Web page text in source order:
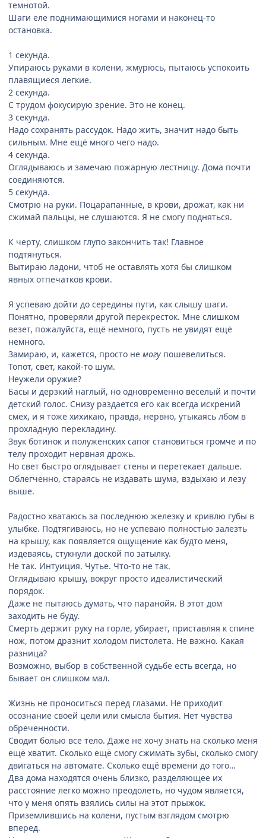
темнотой.
Шаги еле поднимающимися ногами и наконец-то
остановка.
1 секунда.
Упираюсь руками в колени, жмурюсь, пытаюсь успокоить
плавящиеся легкие.
2 секунда.
С трудом фокусирую зрение. Это не конец.
3 секунда.
Надо сохранять рассудок. Надо жить, значит надо быть
сильным. Мне ещё много чего надо.
4 секунда.
Оглядываюсь и замечаю пожарную лестницу. Дома почти
соединяются.
5 секунда.
Смотрю на руки. Поцарапанные, в крови, дрожат, как ни
сжимай пальцы, не слушаются. Я не смогу подняться.
К черту, слишком глупо закончить так! Главное
подтянуться.
Вытираю ладони, чтоб не оставлять хотя бы слишком
явных отпечатков крови.
Я успеваю дойти до середины пути, как слышу шаги.
Понятно, проверяли другой перекресток. Мне слишком
везет, пожалуйста, ещё немного, пусть не увидят ещё
немного.
Замираю, и, кажется, просто не могу пошевелиться.
Топот, свет, какой-то шум.
Неужели оружие?
Басы и дерзкий наглый, но одновременно веселый и почти
детский голос. Снизу раздается его как всегда искрений
смех, и я тоже хихикаю, правда, нервно, утыкаясь лбом в
прохладную перекладину.
Звук ботинок и полуженских сапог становиться громче и по
телу проходит нервная дрожь.
Но свет быстро оглядывает стены и перетекает дальше.
Облегченно, стараясь не издавать шума, вздыхаю и лезу
выше.
Радостно хватаюсь за последнюю железку и кривлю губы в
улыбке. Подтягиваюсь, но не успеваю полностью залезть
на крышу, как появляется ощущение как будто меня,
издеваясь, стукнули доской по затылку.
Не так. Интуиция. Чутье. Что-то не так.
Оглядываю крышу, вокруг просто идеалистический
порядок.
Даже не пытаюсь думать, что паранойя. В этот дом
заходить не буду.
Смерть держит руку на горле, убирает, приставляя к спине
нож, потом дразнит холодом пистолета. Не важно. Какая
разница?
Возможно, выбор в собственной судьбе есть всегда, но
бывает он слишком мал.
Жизнь не проноситься перед глазами. Не приходит
осознание своей цели или смысла бытия. Нет чувства
обреченности.
Сводит болью все тело. Даже не хочу знать на сколько меня
ещё хватит. Сколько ещё смогу сжимать зубы, сколько смогу
двигаться на автомате. Сколько ещё времени до того…
Два дома находятся очень близко, разделяющее их
расстояние легко можно преодолеть, но чудом является,
что у меня опять взялись силы на этот прыжок.
Приземлившись на колени, пустым взглядом смотрю
вперед.